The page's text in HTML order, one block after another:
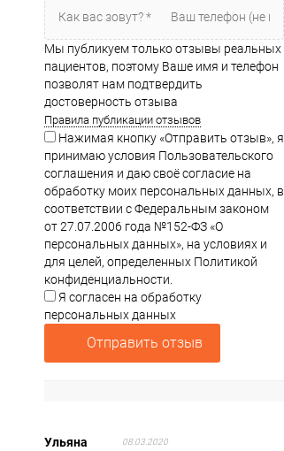
Мы публикуем только отзывы реальных
пациентов, поэтому Ваше имя и телефон
позволят нам подтвердить
достоверность отзыва
Правила публикации отзывов
Нажимая кнопку «Отправить отзыв», я
принимаю условия Пользовательского
соглашения и даю своё согласие на
обработку моих персональных данных, в
соответствии с Федеральным законом
от 27.07.2006 года №152-ФЗ «О
персональных данных», на условиях и
для целей, определенных Политикой
конфиденциальности.
Я согласен на обработку
персональных данных
Отправить отзыв
Ульяна 08.03.2020